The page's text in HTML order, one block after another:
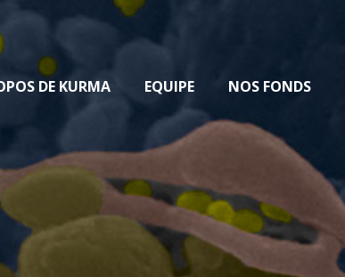
DE KURMA EQUIPE NOS FONDS